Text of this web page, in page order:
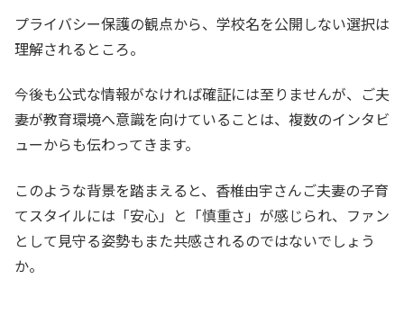
プライバシー保護の観点から、学校名を公開しない選択は
理解されるところ。
今後も公式な情報がなければ確証には至りませんが、ご夫
妻が教育環境へ意識を向けていることは、複数のインタビ
ューからも伝わってきます。
このような背景を踏まえると、香椎由宇さんご夫妻の子育
てスタイルには「安心」と「慎重さ」が感じられ、ファン
として見守る姿勢もまた共感されるのではないでしょう
か。